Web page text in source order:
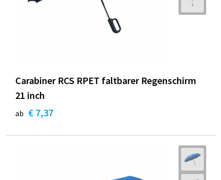
Carabiner RCS RPET faltbarer Regenschirm
21 inch
ab € 7,37